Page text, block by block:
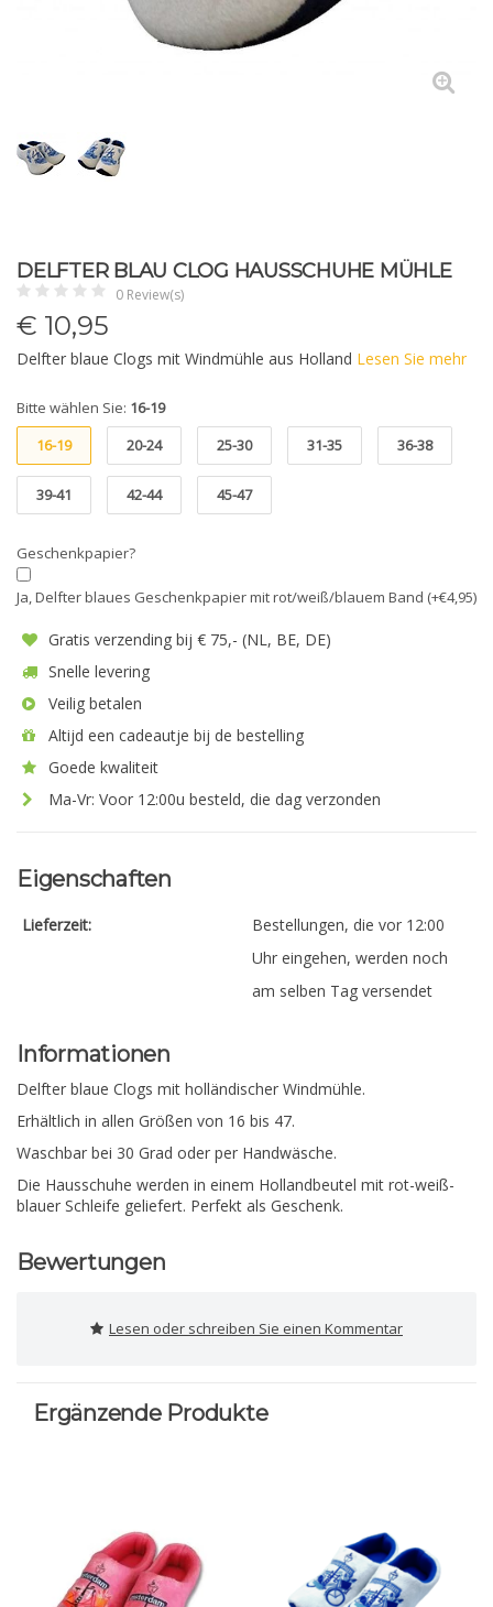
DELFTER BLAU CLOG HAUSSCHUHE MÜHLE
0 Review(s)
€ 10,95
Delfter blaue Clogs mit Windmühle aus Holland Lesen Sie mehr
Bitte wählen Sie: 16-19
16-19
20-24 25-30 31-35 36-38
39-41 42-44 45-47
Geschenkpapier?
Ja, Delfter blaues Geschenkpapier mit rot/weiß/blauem Band (+€4,95)
Gratis verzending bij € 75,- (NL, BE, DE)
Snelle levering
Veilig betalen
Altijd een cadeautje bij de bestelling
Goede kwaliteit
Ma-Vr: Voor 12:00u besteld, die dag verzonden
Eigenschaften
Lieferzeit:
Bestellungen, die vor 12:00
Uhr eingehen, werden noch
am selben Tag versendet
Informationen
Delfter blaue Clogs mit holländischer Windmühle.
Erhältlich in allen Größen von 16 bis 47.
Waschbar bei 30 Grad oder per Handwäsche.
Die Hausschuhe werden in einem Hollandbeutel mit rot-weiß-
blauer Schleife geliefert. Perfekt als Geschenk.
Bewertungen
Lesen oder schreiben Sie einen Kommentar
Ergänzende Produkte